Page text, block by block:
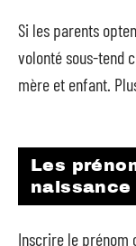
Si les parents
volonté sous-tend
mère et enfant.
Les
naissance
Inscrire le prénom